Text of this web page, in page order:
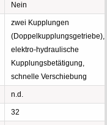
Nein
zwei Kupplungen
(Doppelkupplungsgetriebe),
elektro-hydraulische
Kupplungsbetätigung,
schnelle Verschiebung
n.d.
32